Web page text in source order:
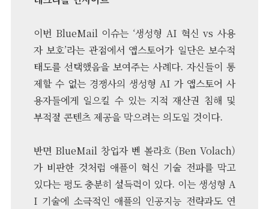
이번 BlueMail 이슈는 ‘생성형 AI 혁신 vs 사용
자 보호’라는 관점에서 앱스토어가 일단은 보수적
태도를 선택했음을 보여주는 사례다. 자신들이 통
제할 수 없는 경쟁사의 생성형 AI 가 앱스토어 사
용자들에게 일으킬 수 있는 지적 재산권 침해 및
부적절 콘텐츠 제공을 막으려는 의도일 것이다.
반면 BlueMail 창업자 벤 볼라흐 (Ben Volach)
가 비판한 것처럼 애플이 혁신 기술 전파를 막고
있다는 평도 충분히 설득력이 있다. 이는 생성형 A
I 기술에 소극적인 애플의 인공지능 전략과도 연